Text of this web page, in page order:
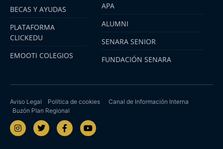
BECAS Y AYUDAS
PLATAFORMA
CLICKEDU
EMOOTI COLEGIOS
APA
ALUMNI
SENARA SENIOR
FUNDACIÓN SENARA
Aviso Legal Política de cookies
Canal de Información Interna
Buzón Plan Regional